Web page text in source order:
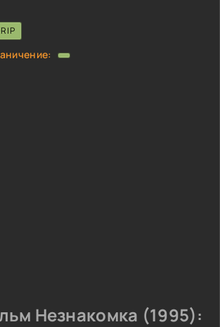
Незнакомка (1995):